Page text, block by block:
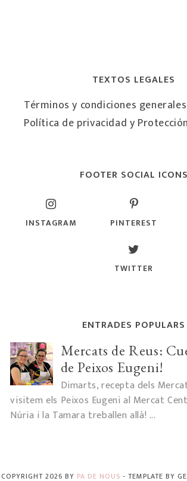
TEXTOS LEGALES
Términos y condiciones
Política de privacidad y
FOOTER SOCIAL ICONS
INSTAGRAM PINTEREST
TWITTER
ENTRADES POPULARS
Mercats de Reus:
de Peixos Eugeni!
Dimarts, recepta dels
visitem els Peixos Eugeni al Mercat
Núria i la Tamara treballen allà! ...
COPYRIGHT 2026 BY PA DE NOUS - TEMPLATE BY